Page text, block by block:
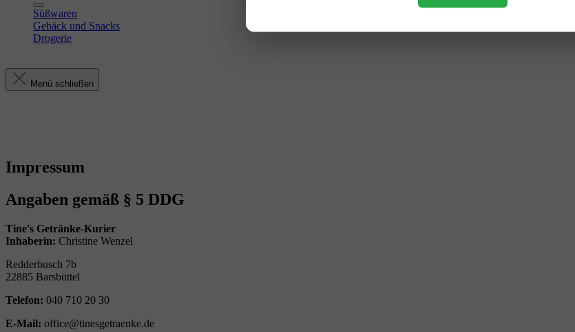
Süßwaren
Gebäck und Snacks
Drogerie
Menü schließen
Impressum
Angaben gemäß § 5 DDG
Tine's Getränke-Kurier
Inhaberin: Christine Wenzel
Redderbusch 7b
22885 Barsbüttel
Telefon: 040 710 20 30
E-Mail: office@tinesgetraenke.de